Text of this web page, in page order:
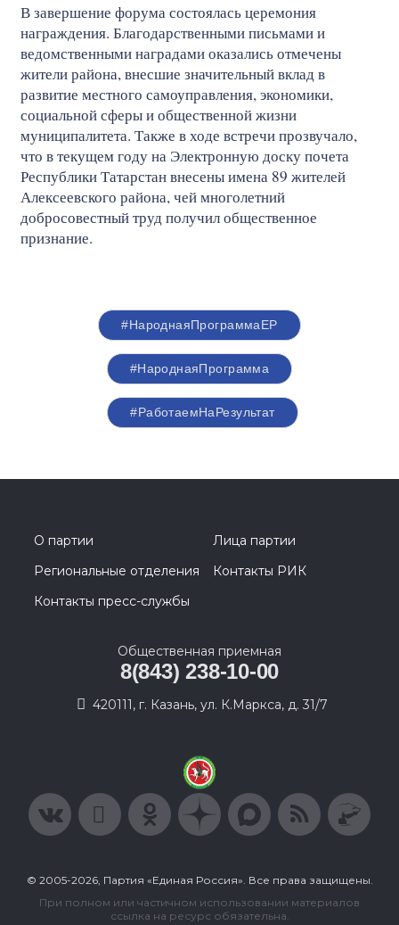
В завершение форума состоялась церемония
награждения. Благодарственными письмами и
ведомственными наградами оказались отмечены
жители района, внесшие значительный вклад в
развитие местного самоуправления, экономики,
социальной сферы и общественной жизни
муниципалитета. Также в ходе встречи прозвучало,
что в текущем году на Электронную доску почета
Республики Татарстан внесены имена 89 жителей
Алексеевского района, чей многолетний
добросовестный труд получил общественное
признание.
#НароднаяПрограммаЕР
#НароднаяПрограмма
#РаботаемНаРезультат
О партии
Лица партии
Региональные отделения
Контакты РИК
Контакты пресс-службы
Общественная приемная
8(843) 238-10-00
420111, г. Казань, ул. К.Маркса, д. 31/7
© 2005-2026, Партия «Единая Россия». Все права защищены.
При полном или частичном использовании материалов
ссылка на ресурс обязательна.